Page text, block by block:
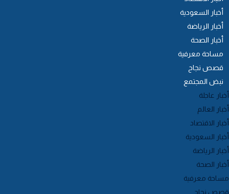
أخبار السعودية
أخبار الرياضة
أخبار الصحة
مساحة معرفية
قصص نجاح
نبض المجتمع
عاجلة
العالم
الاقتصاد
السعودية
الرياضة
الصحة
معرفية
نجاح